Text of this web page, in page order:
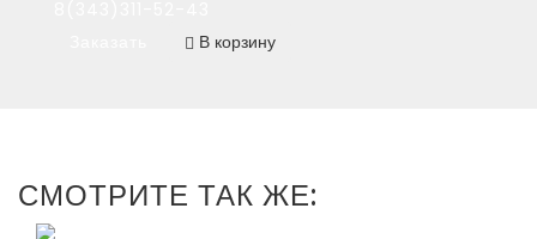
В корзину
СМОТРИТЕ ТАК ЖЕ: